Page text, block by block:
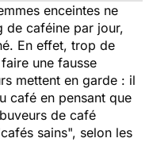
enceintes ne
de caféine par jour,
En effet, trop de
une fausse
mettent en garde : il
café en pensant que
de café
cafés sains", selon les